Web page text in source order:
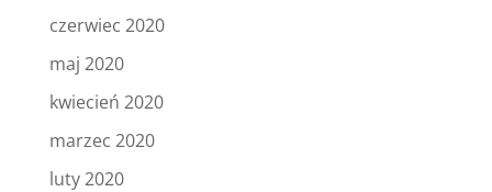
czerwiec 2020
maj 2020
kwiecień 2020
marzec 2020
luty 2020